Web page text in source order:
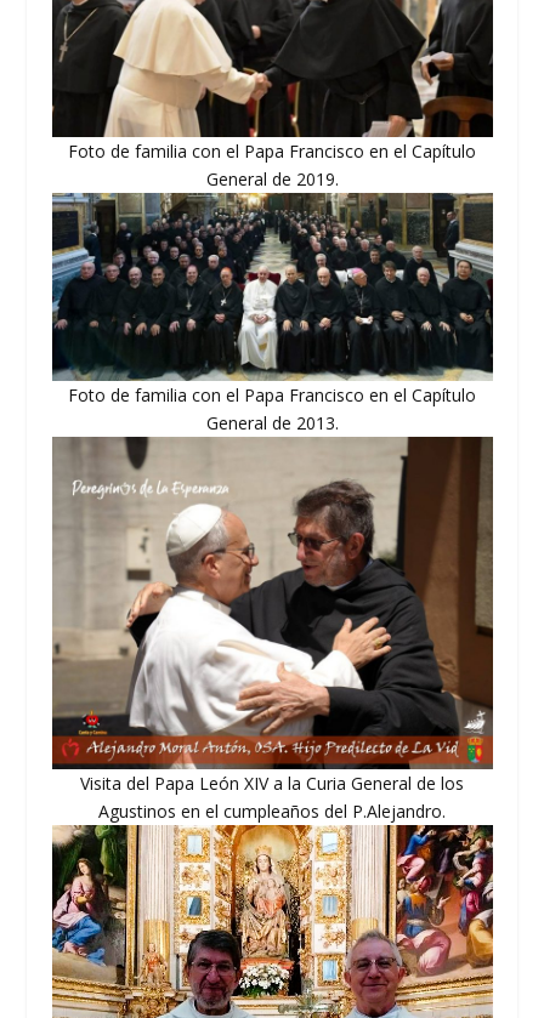
Foto de familia con el Papa Francisco en el Capítulo
General de 2019.
Foto de familia con el Papa Francisco en el Capítulo
General de 2013.
Visita del Papa León XIV a la Curia General de los
Agustinos en el cumpleaños del P.Alejandro.